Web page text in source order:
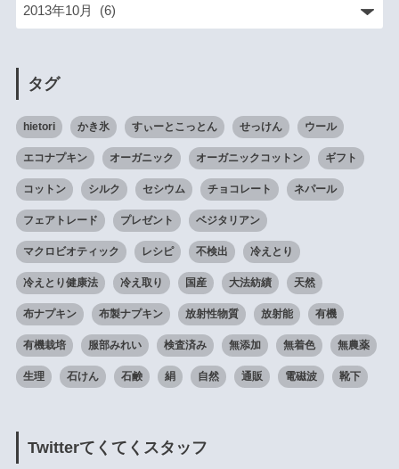
タグ
hietori かき氷 すぃーとこっとん せっけん ウール
エコナプキン オーガニック オーガニックコットン ギフト
コットン シルク セシウム チョコレート ネパール
フェアトレード プレゼント ベジタリアン
マクロビオティック レシピ 不検出 冷えとり
冷えとり健康法 冷え取り 国産 大法紡績 天然
布ナプキン 布製ナプキン 放射性物質 放射能 有機
有機栽培 服部みれい 検査済み 無添加 無着色 無農薬
生理 石けん 石鹸 絹 自然 通販 電磁波 靴下
Twitterてくてくスタッフ